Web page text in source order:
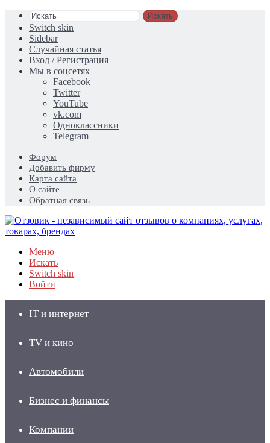
Искать
Switch skin
Sidebar
Случайная статья
Вход / Регистрация
Мы в соцсетях
Facebook
Twitter
YouTube
vk.com
Одноклассники
Telegram
Форум
Добавить фирму
Карта сайта
О сайте
Обратная связь
Меню
Искать
Switch skin
Войти
IT и интернет
TV и кино
Автомобили
Бизнес и финансы
Компании